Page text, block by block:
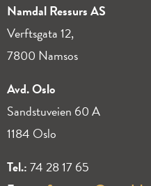
Namdal Ressurs AS
Verftsgata 12,
7800 Namsos
Avd. Oslo
Sandstuveien 60 A
1184 Oslo
Tel.:74 28 17 65